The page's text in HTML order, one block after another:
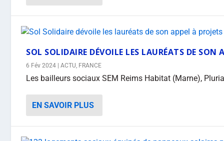
SOL SOLIDAIRE DÉVOILE LES LAURÉATS DE SON
6 Fév 2024 |ACTU, FRANCE
Les bailleurs sociaux SEM Reims Habitat (Marne),
EN SAVOIR PLUS